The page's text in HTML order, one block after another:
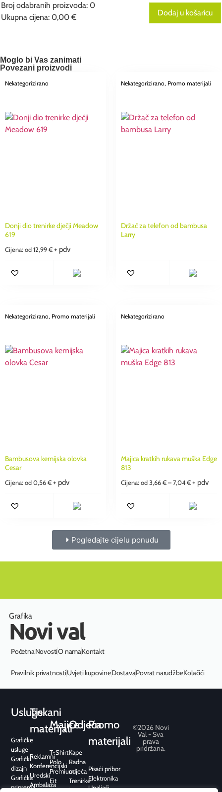
Broj odabranih proizvoda: 0
Ukupna cijena: 0,00 €
Your
total
0,00 €
Dodaj u košaricu
Moglo bi Vas zanimati
Povezani proizvodi
Nekategorizirano
Donji dio trenirke dječji Meadow
619
Cijena: od 12,99 € + pdv
Nekategorizirano, Promo materijali
Držač za telefon od bambusa
Larry
Nekategorizirano, Promo materijali
Bambusova kemijska olovka
Cesar
Cijena: od 0,56 € + pdv
Nekategorizirano
Majica kratkih rukava muška Edge
813
Cijena: od 3,66 € – 7,04 € + pdv
Pogledajte cijelu ponudu
Grafika
Novi val
PočetnaNovostiO namaKontakt
Pravilnik privatnostiUvjeti kupovineDostavaPovrat narudžbeKolačići
Usluge
Grafičke
usluge
Grafički
dizajn
Grafička
priprema
Tiskani
materijali
Reklamni
Konferencijski
Uredski
Ambalaža
Majice
T-Shirt
Polo
Premium
Fit
Sport
Odjeća
Kape
Radna
odjeća
Trenirke
i
Promo
materijali
Pisaći pribor
Elektronika
Upaljači
©2026 Novi
Val - Sva
prava
pridržana.